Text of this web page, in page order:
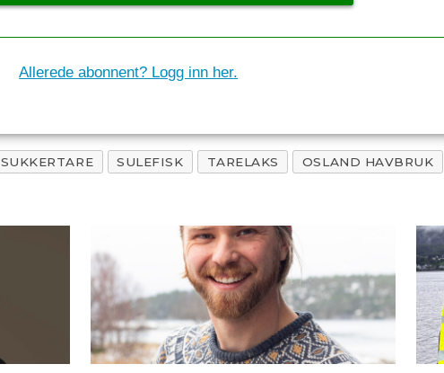
Allerede abonnent? Logg inn her.
SUKKERTARE SULEFISK TARELAKS OSLAND HAVBRUK